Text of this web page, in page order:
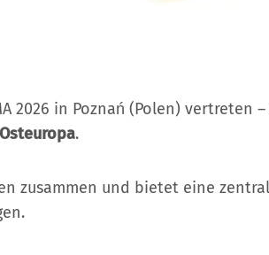
2026 in Poznań (Polen) vertreten
.
zusammen und bietet eine